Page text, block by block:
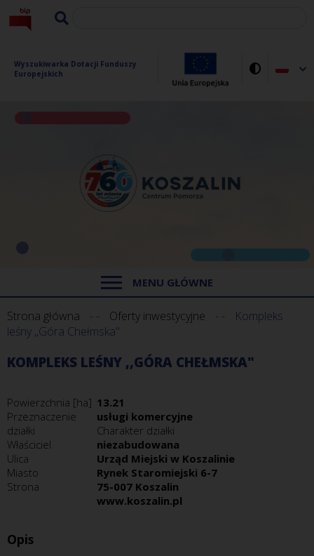
Wyszukiwarka Dotacji Funduszy
Europejskich
MENU GŁÓWNE
Strona główna Oferty inwestycyjne
Kompleks
leśny ,,Góra Chełmska"
KOMPLEKS LEŚNY ,,GÓRA CHEŁMSKA"
Powierzchnia [ha] 13.21
Przeznaczenie
działki
usługi komercyjne
Charakter działki
niezabudowana
Właściciel
Urząd Miejski w Koszalinie
Ulica
Rynek Staromiejski 6-7
Miasto
75-007 Koszalin
Strona
www.koszalin.pl
Opis